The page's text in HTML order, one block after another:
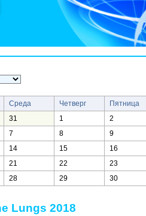
Среда Четверг
Пятница
31 1
2
7 8
9
14 15
16
21 22
23
28 29 30
Lungs 2018